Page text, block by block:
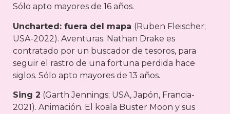
Sólo apto mayores de 16 años.
Uncharted: fuera del mapa (Ruben Fleischer;
USA-2022). Aventuras. Nathan Drake es
contratado por un buscador de tesoros, para
seguir el rastro de una fortuna perdida hace
siglos. Sólo apto mayores de 13 años.
Sing 2 (Garth Jennings; USA, Japón, Francia-
2021). Animación. El koala Buster Moon y sus